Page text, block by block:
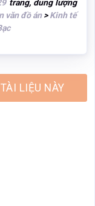
trang, dung lượng
văn đồ án>Kinh tế
NÀY